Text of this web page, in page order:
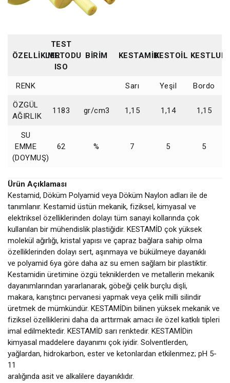
ÖZELLİKLER
TEST
METODU
ISO
BİRİM KESTAMİDKESTOİL KESTLUB
RENK Sarı Yeşil Bordo
ÖZGÜL
AĞIRLIK
1183 gr/cm3 1,15 1,14 1,15
SU
EMME
(DOYMUŞ)
62 % 7 5 5
Ürün Açıklaması
Kestamid, Döküm Polyamid veya Döküm Naylon adları ile de
tanımlanır. Kestamid üstün mekanik, fiziksel, kimyasal ve
elektriksel özelliklerinden dolayı tüm sanayi kollarında çok
kullanılan bir mühendislik plastiğidir. KESTAMİD çok yüksek
molekül ağırlığı, kristal yapısı ve çapraz bağlara sahip olma
özelliklerinden dolayı sert, aşınmaya ve bükülmeye dayanıklı
ve polyamid 6ya göre daha az su emen sağlam bir plastiktir.
Kestamidin üretimine özgü tekniklerden ve metallerin mekanik
dayanımlarından yararlanarak, göbeği çelik burçlu dişli,
makara, karıştırıcı pervanesi yapmak veya çelik milli silindir
üretmek de mümkündür. KESTAMİDin bilinen yüksek mekanik ve
fiziksel özelliklerini daha da arttırmak amacı ile özel katkılı tipleri
imal edilmektedir. KESTAMİD sarı renktedir. KESTAMİDin
kimyasal maddelere dayanımı çok iyidir. Solventlerden,
yağlardan, hidrokarbon, ester ve ketonlardan etkilenmez; pH 5-
11
aralığında asit ve alkalilere dayanıklıdır.